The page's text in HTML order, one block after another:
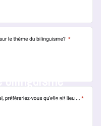
11 novembre 2022